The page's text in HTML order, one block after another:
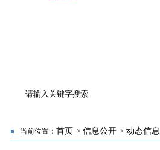
当前位置： 首页 > 信息公开> 动态信息